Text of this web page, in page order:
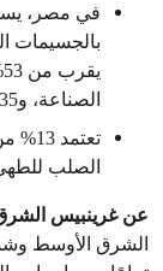
في مصر،
الصناعة، و35% إلى الغبار، و13% إلى حركة المرور.
الصلب
عن غرينبيس
الشرق الأوسط